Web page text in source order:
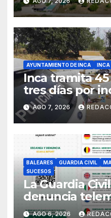
Sineu
AYUNTAMIENTO DE INCA INCA
Inca tramita
tres días por
gestión de
AGO 7, 2026
BALEARES GUARDIA CIVIL
SUCESOS
La Guardia
denuncia
ciudadanos
AGO 6, 2026